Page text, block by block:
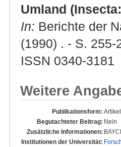
Umland
In: Berichte der
(1990) . - S. 255-
ISSN 0340-3181
Weitere
Publikationsform:
Begutachteter Beitrag: Nein
Zusätzliche Informationen:
Institutionen der Universität: